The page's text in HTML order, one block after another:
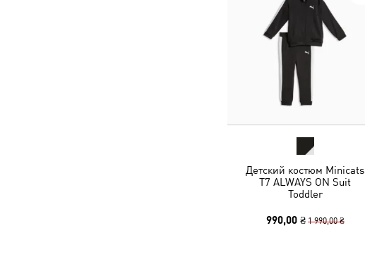
Детский костюм Minicats
T7 ALWAYS ON Suit
Toddler
990,00 ₴ 1 990,00 ₴